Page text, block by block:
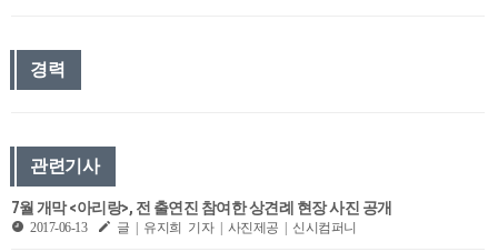
경력
관련기사
7월 개막 <아리랑>, 전 출연진 참여한 상견례 현장 사진 공개
2017-06-13 글 | 유지희 기자 | 사진제공 | 신시컴퍼니